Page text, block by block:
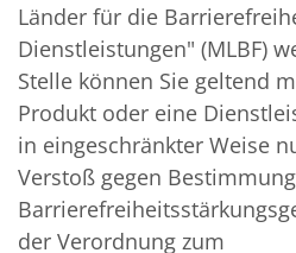
Länder für die
Dienstleistungen" (MLBF)
Stelle können Sie geltend
Produkt oder eine
in eingeschränkter Weise
Verstoß gegen
der Verordnung zum